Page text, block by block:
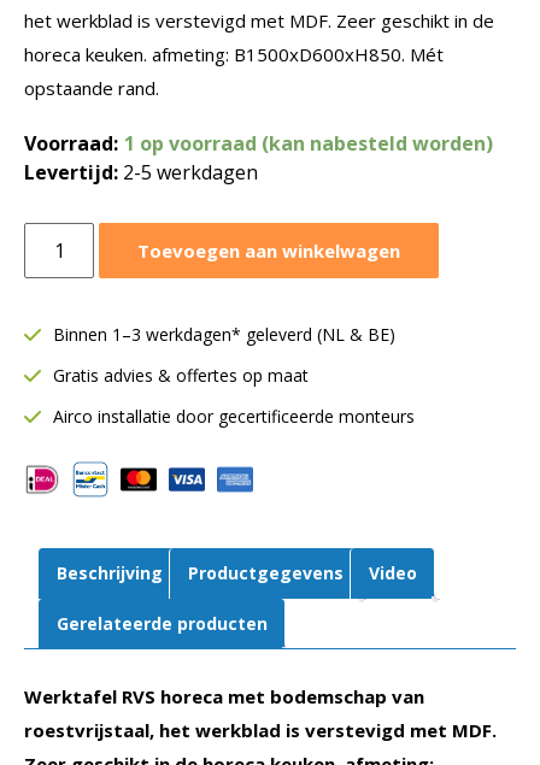
het werkblad is verstevigd met MDF. Zeer geschikt in de
horeca keuken. afmeting: B1500xD600xH850. Mét
opstaande rand.
Voorraad: 1 op voorraad (kan nabesteld worden)
Levertijd: 2-5 werkdagen
bodemschap
|
aantal
Toevoegen aan winkelwagen
Binnen 1–3 werkdagen* geleverd (NL & BE)
Gratis advies & offertes op maat
Airco installatie door gecertificeerde monteurs
Beschrijving Productgegevens Video
Gerelateerde producten
Werktafel RVS horeca met bodemschap van
roestvrijstaal, het werkblad is verstevigd met MDF.